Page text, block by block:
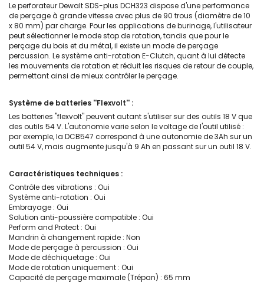
Le perforateur Dewalt SDS-plus DCH323 dispose d'une performance
de perçage à grande vitesse avec plus de 90 trous (diamètre de 10
x 80 mm) par charge. Pour les applications de burinage, l'utilisateur
peut sélectionner le mode stop de rotation, tandis que pour le
perçage du bois et du métal, il existe un mode de perçage
percussion. Le système anti-rotation E-Clutch, quant à lui détecte
les mouvements de rotation et réduit les risques de retour de couple,
permettant ainsi de mieux contrôler le perçage.
Système de batteries ''Flexvolt'' :
Les batteries "flexvolt" peuvent autant s'utiliser sur des outils 18 V que
des outils 54 V. L'autonomie varie selon le voltage de l'outil utilisé :
par exemple, la DCB547 correspond à une autonomie de 3Ah sur un
outil 54 V, mais augmente jusqu'à 9 Ah en passant sur un outil 18 V.
Caractéristiques techniques :
Contrôle des vibrations : Oui
Système anti-rotation : Oui
Embrayage : Oui
Solution anti-poussière compatible : Oui
Perform and Protect : Oui
Mandrin à changement rapide : Non
Mode de perçage à percussion : Oui
Mode de déchiquetage : Oui
Mode de rotation uniquement : Oui
Capacité de perçage maximale (Trépan) : 65 mm